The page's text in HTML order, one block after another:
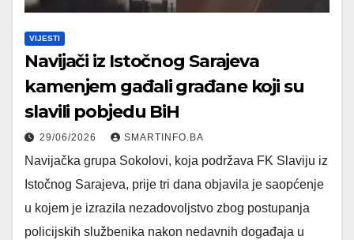
VIJESTI
Navijači iz Istočnog Sarajeva
kamenjem gađali građane koji su
slavili pobjedu BiH
29/06/2026 SMARTINFO.BA
Navijačka grupa Sokolovi, koja podržava FK Slaviju iz
Istočnog Sarajeva, prije tri dana objavila je saopćenje
u kojem je izrazila nezadovoljstvo zbog postupanja
policijskih službenika nakon nedavnih događaja u